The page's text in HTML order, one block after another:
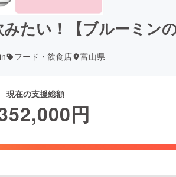
たい！【ブルーミン
フード・飲食店 富山県
現在の支援総額
円